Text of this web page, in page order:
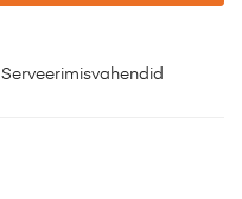
Serveerimisvahendid